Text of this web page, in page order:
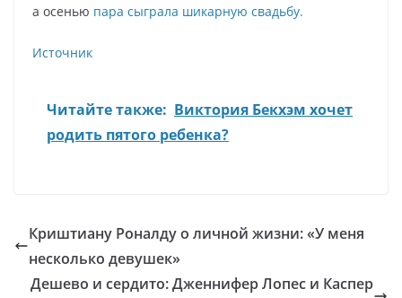
а осенью пара сыграла шикарную свадьбу.
Источник
Читайте также: Виктория Бекхэм хочет
родить пятого ребенка?
Криштиану Роналду о личной жизни: «У меня
несколько девушек»
Дешево и сердито: Дженнифер Лопес и Каспер